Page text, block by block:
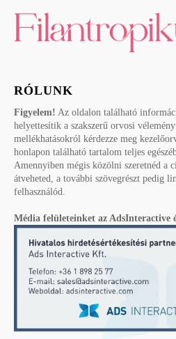
RÓLUNK
Figyelem! Az oldalon található
helyettesítik a szakszerű orvosi
mellékhatásokról kérdezze meg
honlapon található tartalom teljes
Amennyiben mégis közölni szeretnéd a
átveheted, a további szövegrészt pedig
felhasználód.
Média felületeinket az AdsInteractive